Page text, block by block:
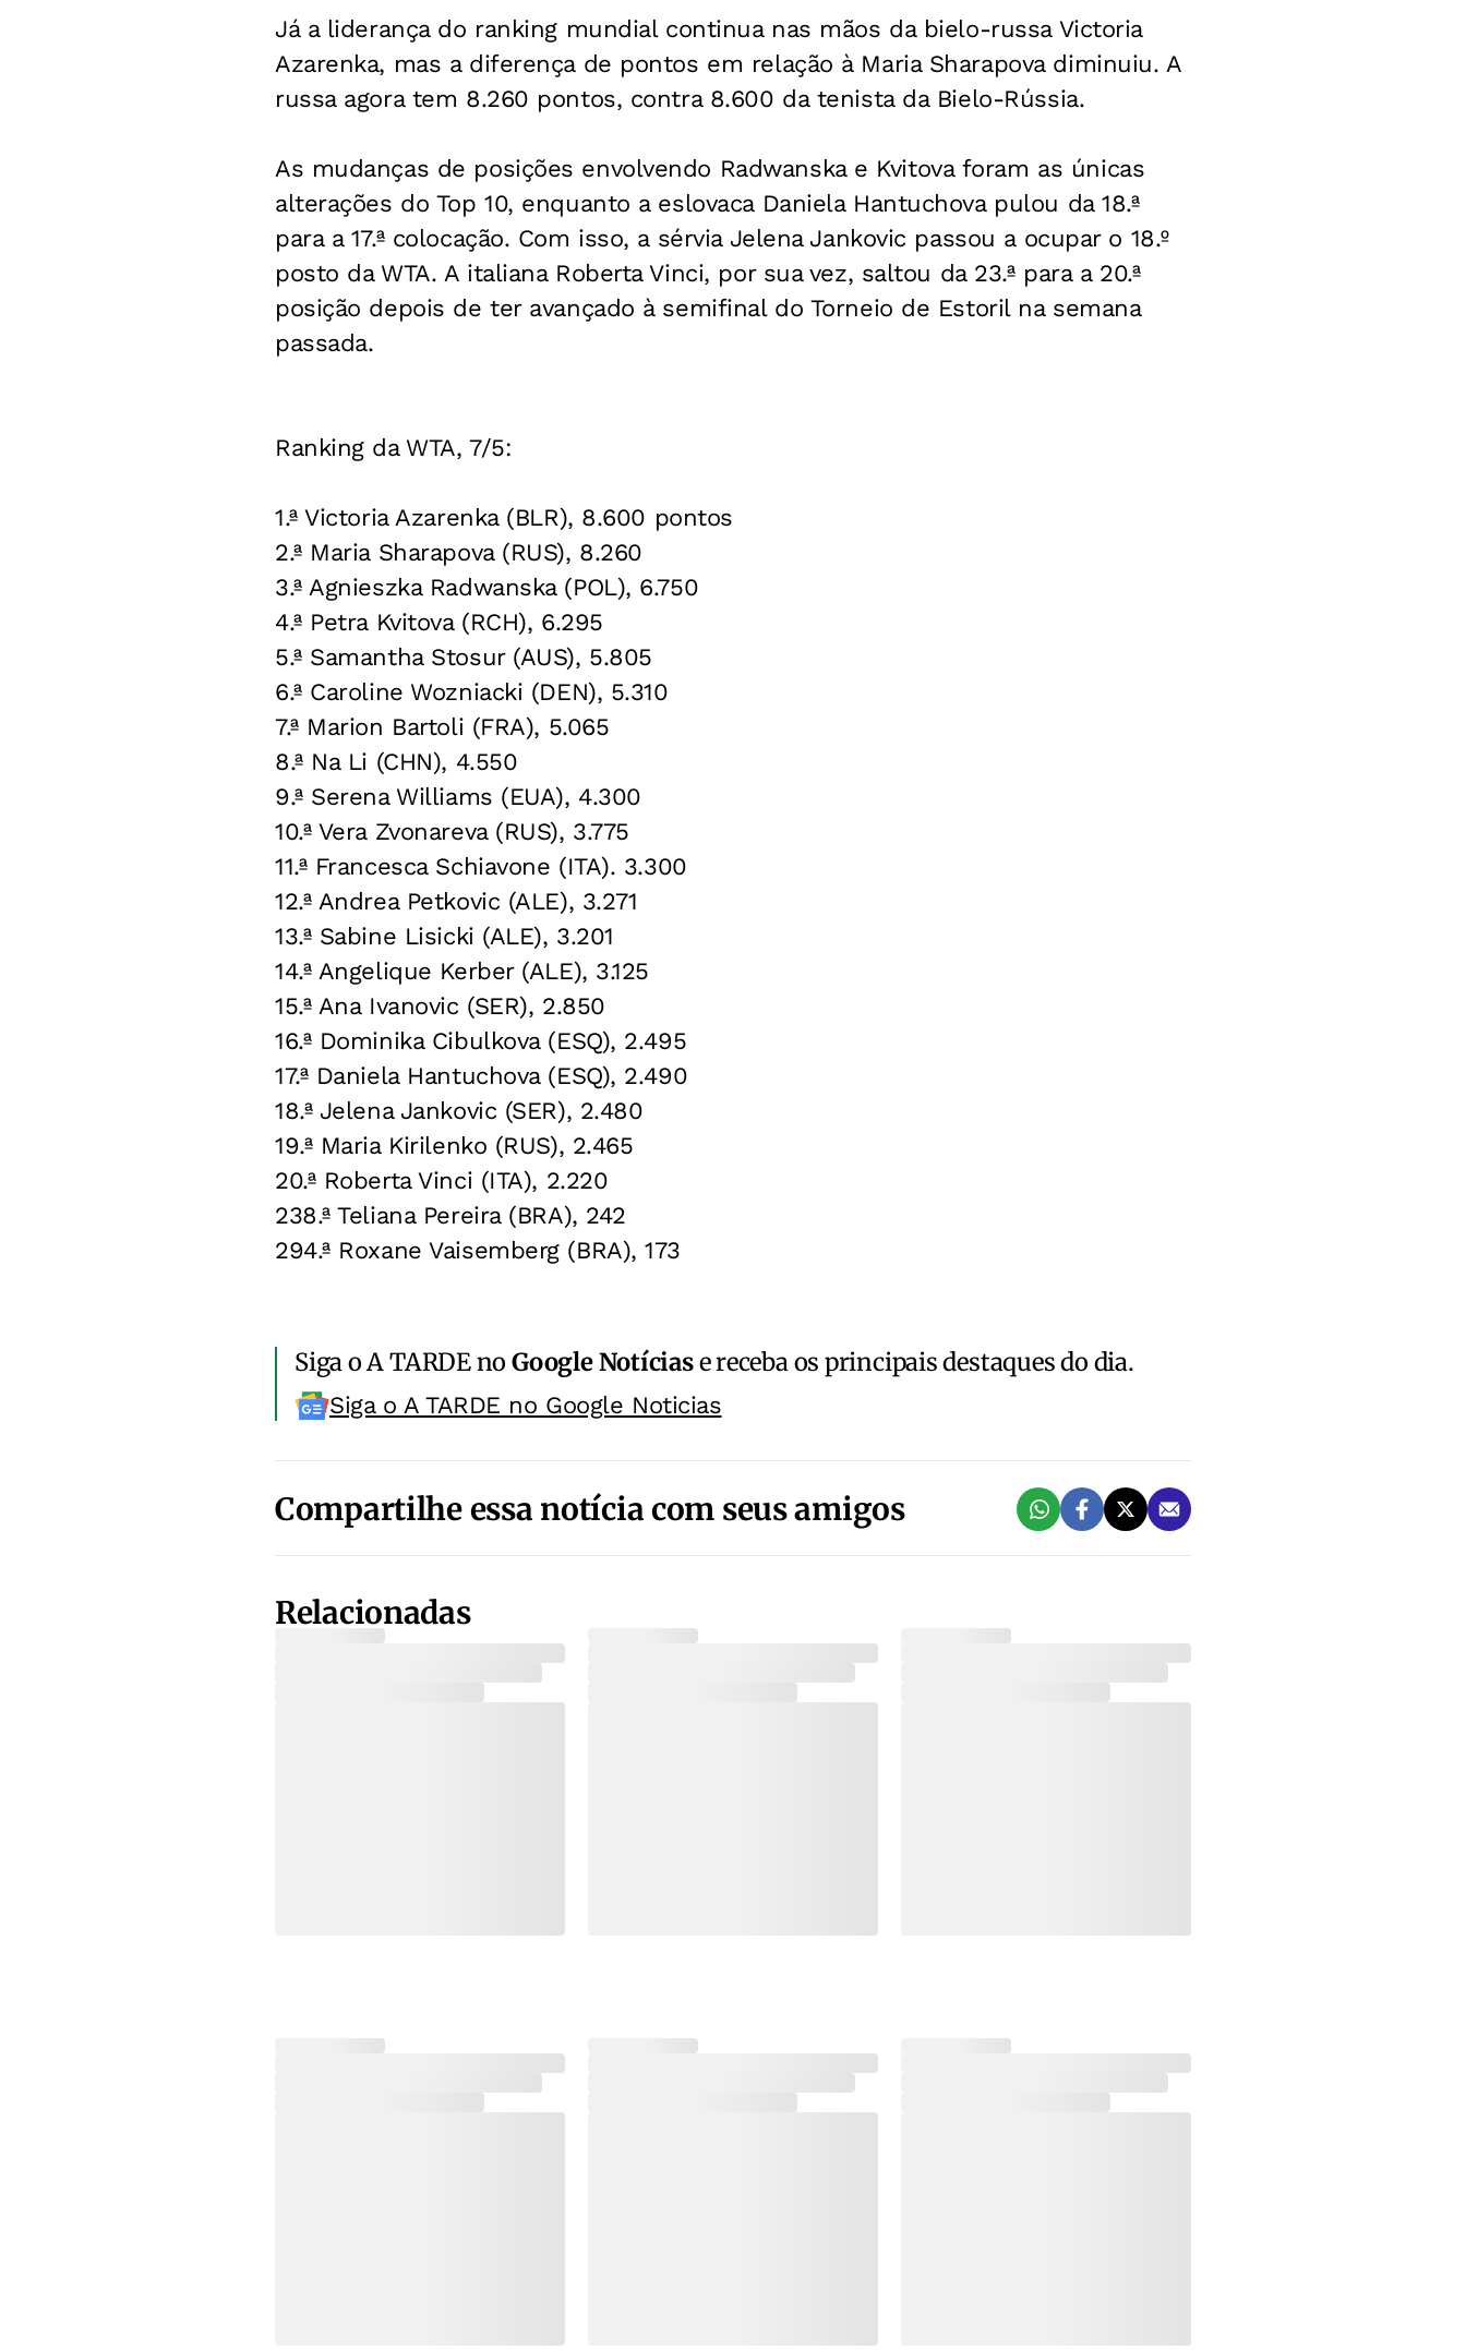
Já a liderança do ranking mundial continua nas mãos da bielo-russa Victoria
Azarenka, mas a diferença de pontos em relação à Maria Sharapova diminuiu. A
russa agora tem 8.260 pontos, contra 8.600 da tenista da Bielo-Rússia.
As mudanças de posições envolvendo Radwanska e Kvitova foram as únicas
alterações do Top 10, enquanto a eslovaca Daniela Hantuchova pulou da 18.ª
para a 17.ª colocação. Com isso, a sérvia Jelena Jankovic passou a ocupar o 18.º
posto da WTA. A italiana Roberta Vinci, por sua vez, saltou da 23.ª para a 20.ª
posição depois de ter avançado à semifinal do Torneio de Estoril na semana
passada.
Ranking da WTA, 7/5:
1.ª Victoria Azarenka (BLR), 8.600 pontos
2.ª Maria Sharapova (RUS), 8.260
3.ª Agnieszka Radwanska (POL), 6.750
4.ª Petra Kvitova (RCH), 6.295
5.ª Samantha Stosur (AUS), 5.805
6.ª Caroline Wozniacki (DEN), 5.310
7.ª Marion Bartoli (FRA), 5.065
8.ª Na Li (CHN), 4.550
9.ª Serena Williams (EUA), 4.300
10.ª Vera Zvonareva (RUS), 3.775
11.ª Francesca Schiavone (ITA). 3.300
12.ª Andrea Petkovic (ALE), 3.271
13.ª Sabine Lisicki (ALE), 3.201
14.ª Angelique Kerber (ALE), 3.125
15.ª Ana Ivanovic (SER), 2.850
16.ª Dominika Cibulkova (ESQ), 2.495
17.ª Daniela Hantuchova (ESQ), 2.490
18.ª Jelena Jankovic (SER), 2.480
19.ª Maria Kirilenko (RUS), 2.465
20.ª Roberta Vinci (ITA), 2.220
238.ª Teliana Pereira (BRA), 242
294.ª Roxane Vaisemberg (BRA), 173
Siga o A TARDE noGoogle Notíciase receba os principais destaques do dia.
Siga o A TARDE no Google Noticias
Compartilhe essa notícia com seus amigos
Relacionadas